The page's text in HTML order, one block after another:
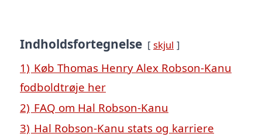
Indholdsfortegnelse skjul
1) Køb Thomas Henry Alex Robson-Kanu
fodboldtrøje her
2) FAQ om Hal Robson-Kanu
3) Hal Robson-Kanu stats og karriere